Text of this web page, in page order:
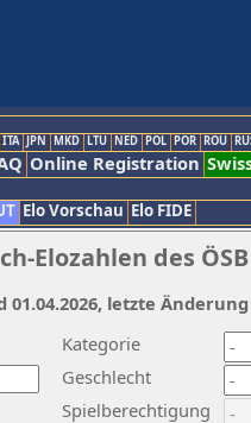
ITA JPN MKD LTU NED POL POR ROU
Online Registration
Elo Vorschau Elo FIDE
Elozahlen des ÖSB
Kategorie
Geschlecht
Spielberechtigung
01.04.2026, letzte